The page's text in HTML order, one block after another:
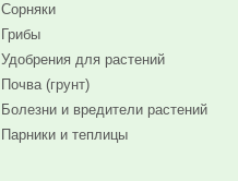
Размножение растений
Сорняки
Грибы
Удобрения для растений
Почва (грунт)
Болезни и вредители растений